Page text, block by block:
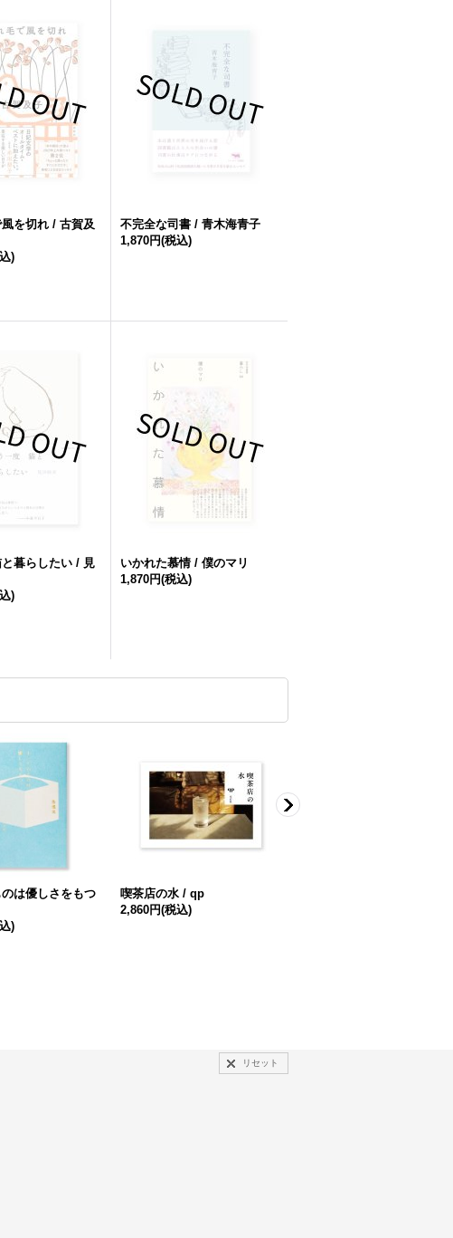
を切れ / 古賀及
)
不完全な司書 / 青木海青子
1,870円(税込)
と暮らしたい / 見
)
いかれた慕情 / 僕のマリ
1,870円(税込)
は優しさをもつ
)
喫茶店の水 / qp
2,860円(税込)
リセット